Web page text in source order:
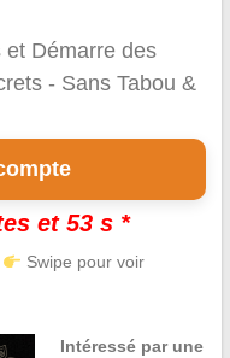
Démarre des
- Sans Tabou &
et 53 s *
Swipe pour voir
Intéressé par une